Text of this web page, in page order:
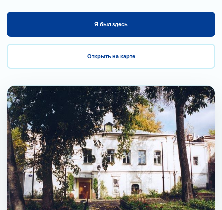
Я был здесь
Открыть на карте